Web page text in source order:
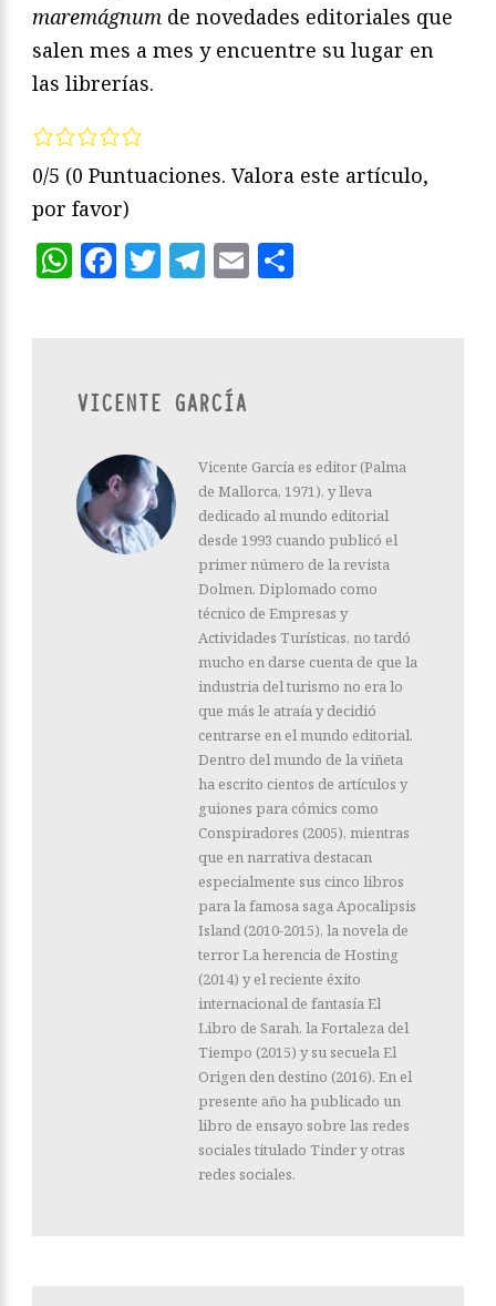
maremágnum de novedades editoriales que
salen mes a mes y encuentre su lugar en
las librerías.
0/5 (0 Puntuaciones. Valora este artículo,
por favor)
WhatsApp
Facebook
Twitter
Telegram
Email
VICENTE GARCÍA
Vicente García es editor (Palma
de Mallorca, 1971), y lleva
dedicado al mundo editorial
desde 1993 cuando publicó el
primer número de la revista
Dolmen. Diplomado como
técnico de Empresas y
Actividades Turísticas, no tardó
mucho en darse cuenta de que la
industria del turismo no era lo
que más le atraía y decidió
centrarse en el mundo editorial.
Dentro del mundo de la viñeta
ha escrito cientos de artículos y
guiones para cómics como
Conspiradores (2005), mientras
que en narrativa destacan
especialmente sus cinco libros
para la famosa saga Apocalipsis
Island (2010-2015), la novela de
terror La herencia de Hosting
(2014) y el reciente éxito
internacional de fantasía El
Libro de Sarah, la Fortaleza del
Tiempo (2015) y su secuela El
Origen den destino (2016). En el
presente año ha publicado un
libro de ensayo sobre las redes
sociales titulado Tinder y otras
redes sociales.